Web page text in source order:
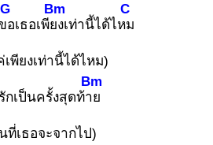
อ
G
เธอเพียง
Bm
เท่านี้ได้ไหม
C
พียงเท่านี้ได้ไหม)
กเป็นครั้งสุดท้าย
Bm
ที่เธอจะจากไป)